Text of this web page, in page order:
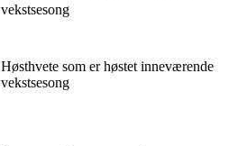
vekstsesong
Høsthvete som er høstet inneværende
vekstsesong